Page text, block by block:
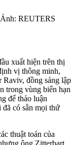
REUTERS
xuất hiện trên thị
vị thông minh,
Raviv, đồng sáng lập
trong vùng biển hạn
để thảo luận
có sẵn mọi thứ
thuật toán của
ông Zitterbart